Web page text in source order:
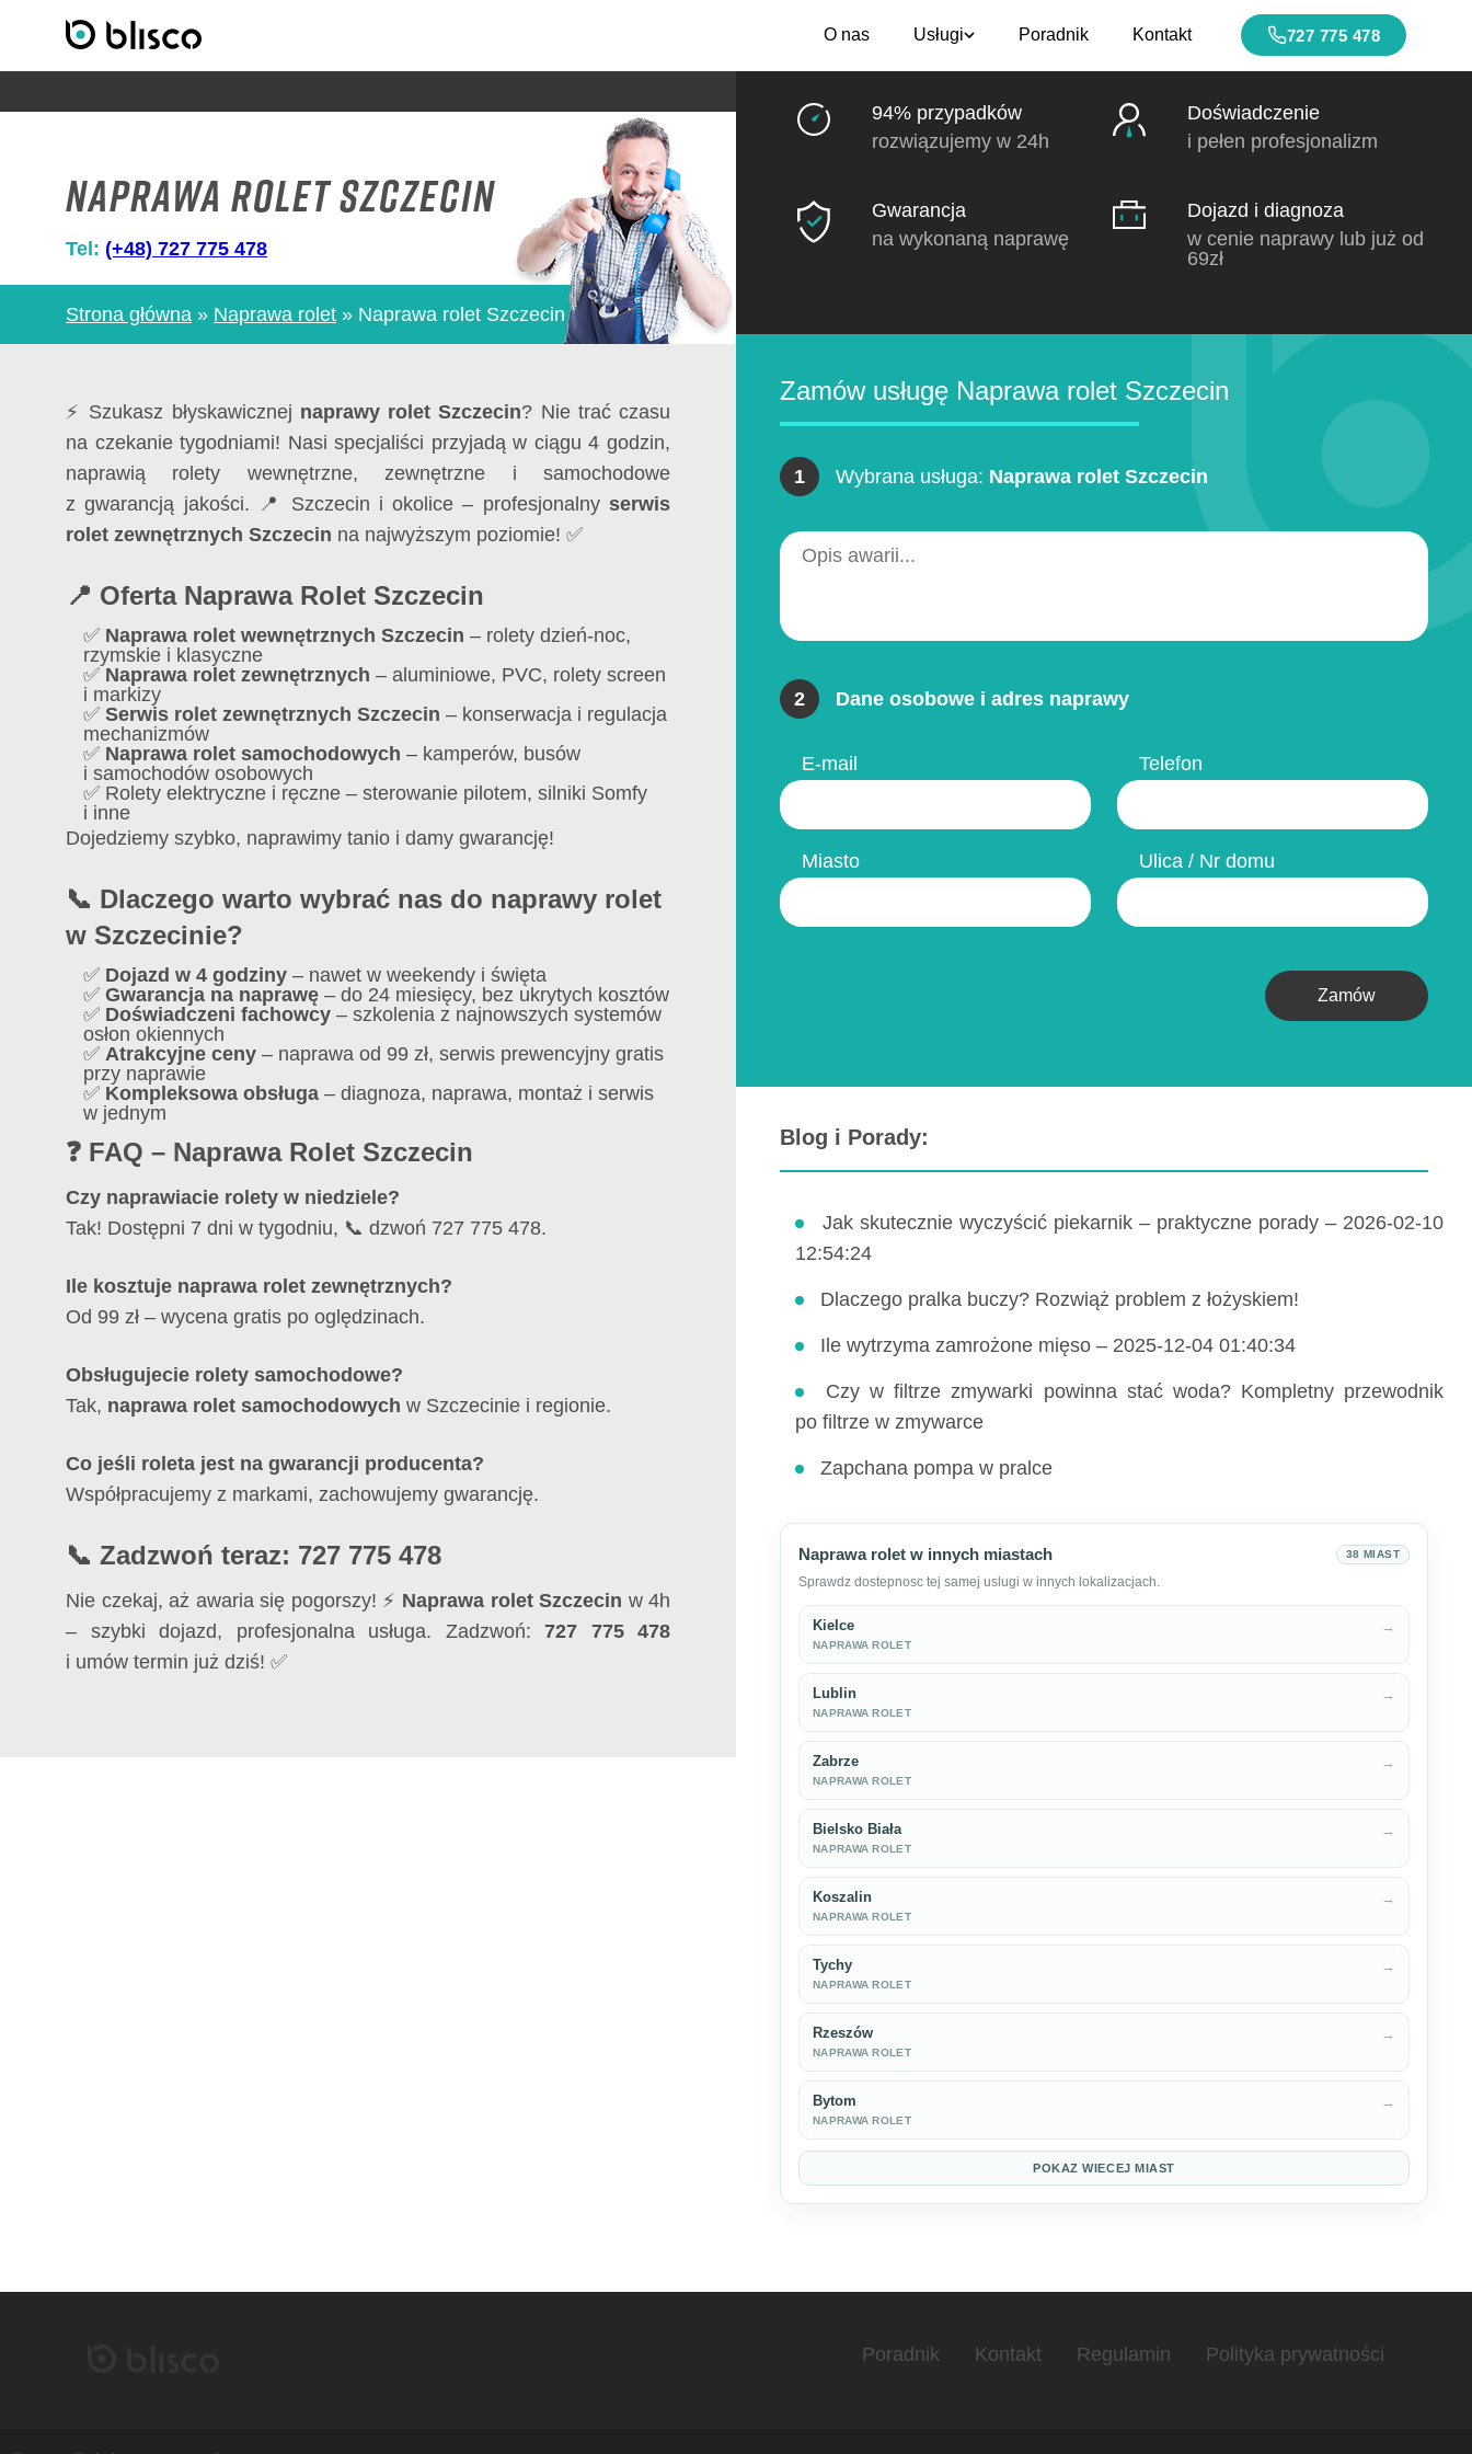
O nas Usługi Poradnik Kontakt 727 775 478
Naprawa rolet Szczecin
Tel: (+48) 727 775 478
Strona główna » Naprawa rolet » Naprawa rolet Szczecin
⚡ Szukasz błyskawicznej naprawy rolet Szczecin? Nie trać czasu
na czekanie tygodniami! Nasi specjaliści przyjadą w ciągu 4 godzin,
naprawią rolety wewnętrzne, zewnętrzne i samochodowe
z gwarancją jakości. 📍 Szczecin i okolice – profesjonalny serwis
rolet zewnętrznych Szczecin na najwyższym poziomie! ✅
📍 Oferta Naprawa Rolet Szczecin
✅ Naprawa rolet wewnętrznych Szczecin – rolety dzień-noc,
rzymskie i klasyczne
✅ Naprawa rolet zewnętrznych – aluminiowe, PVC, rolety screen
i markizy
✅ Serwis rolet zewnętrznych Szczecin – konserwacja i regulacja
mechanizmów
✅ Naprawa rolet samochodowych – kamperów, busów
i samochodów osobowych
✅ Rolety elektryczne i ręczne – sterowanie pilotem, silniki Somfy
i inne
Dojedziemy szybko, naprawimy tanio i damy gwarancję!
📞 Dlaczego warto wybrać nas do naprawy rolet
w Szczecinie?
✅ Dojazd w 4 godziny – nawet w weekendy i święta
✅ Gwarancja na naprawę – do 24 miesięcy, bez ukrytych kosztów
✅ Doświadczeni fachowcy – szkolenia z najnowszych systemów
osłon okiennych
✅ Atrakcyjne ceny – naprawa od 99 zł, serwis prewencyjny gratis
przy naprawie
✅ Kompleksowa obsługa – diagnoza, naprawa, montaż i serwis
w jednym
❓ FAQ – Naprawa Rolet Szczecin
Czy naprawiacie rolety w niedziele?
Tak! Dostępni 7 dni w tygodniu, 📞 dzwoń 727 775 478.
Ile kosztuje naprawa rolet zewnętrznych?
Od 99 zł – wycena gratis po oględzinach.
Obsługujecie rolety samochodowe?
Tak, naprawa rolet samochodowych w Szczecinie i regionie.
Co jeśli roleta jest na gwarancji producenta?
Współpracujemy z markami, zachowujemy gwarancję.
📞 Zadzwoń teraz: 727 775 478
Nie czekaj, aż awaria się pogorszy! ⚡ Naprawa rolet Szczecin w 4h
– szybki dojazd, profesjonalna usługa. Zadzwoń: 727 775 478
i umów termin już dziś! ✅
94% przypadków
rozwiązujemy w 24h
Doświadczenie
i pełen profesjonalizm
Gwarancja
na wykonaną naprawę
Dojazd i diagnoza
w cenie naprawy lub już od
69zł
Zamów usługę Naprawa rolet Szczecin
1 Wybrana usługa: Naprawa rolet Szczecin
2 Dane osobowe i adres naprawy
E-mail Telefon
Miasto Ulica / Nr domu
Zamów
Blog i Porady:
Jak skutecznie wyczyścić piekarnik – praktyczne porady – 2026-02-10
12:54:24
Dlaczego pralka buczy? Rozwiąż problem z łożyskiem!
Ile wytrzyma zamrożone mięso – 2025-12-04 01:40:34
Czy w filtrze zmywarki powinna stać woda? Kompletny przewodnik
po filtrze w zmywarce
Zapchana pompa w pralce
Naprawa rolet w innych miastach 38 MIAST
Sprawdz dostepnosc tej samej uslugi w innych lokalizacjach.
Kielce
NAPRAWA ROLET
→
Lublin
NAPRAWA ROLET
→
Zabrze
NAPRAWA ROLET
→
Bielsko Biała
NAPRAWA ROLET
→
Koszalin
NAPRAWA ROLET
→
Tychy
NAPRAWA ROLET
→
Rzeszów
NAPRAWA ROLET
→
Bytom
NAPRAWA ROLET
→
POKAZ WIECEJ MIAST
Poradnik Kontakt Regulamin Polityka prywatności